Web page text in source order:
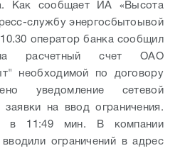
Как сообщает ИА «Высота
службу энергосбытоывой
оператор банка сообщил
расчетный счет ОАО
необходимой по договору
уведомление сетевой
на ввод ограничения.
в 11:49 мин. В компании
ограничений в адрес